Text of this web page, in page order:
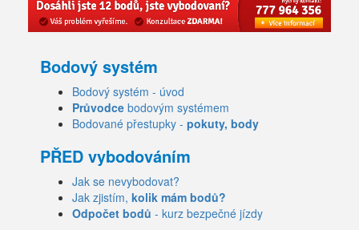
Bodový systém
Bodový systém - úvod
Průvodce bodovým systémem
Bodované přestupky - pokuty, body
PŘED vybodováním
Jak se nevybodovat?
Jak zjistím, kolik mám bodů?
Odpočet bodů - kurz bezpečné jízdy